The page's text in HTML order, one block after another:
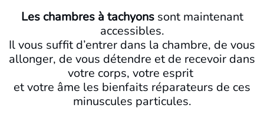
Les chambres à tachyonssont maintenant
accessibles.
Il vous suffit d’entrer dans la chambre, de vous
allonger, de vous détendre et de recevoir dans
votre corps, votre esprit
et votre âme les bienfaits réparateurs de ces
minuscules particules.